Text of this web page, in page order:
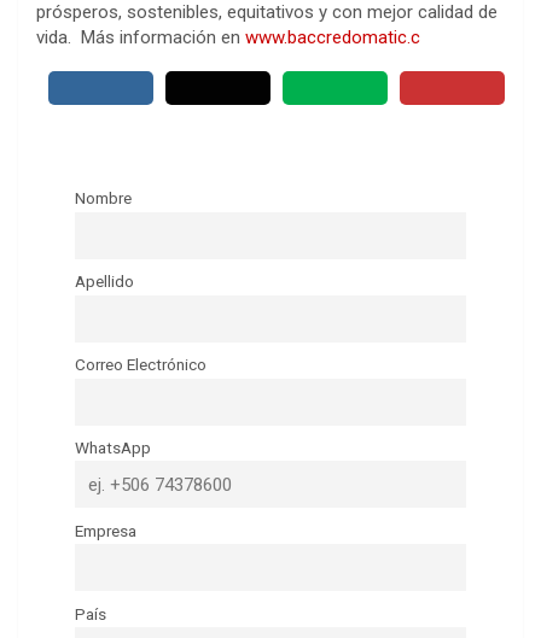
prósperos, sostenibles, equitativos y con mejor calidad de
vida. Más información en www.baccredomatic.c
Nombre
Apellido
Correo Electrónico
WhatsApp
Empresa
País